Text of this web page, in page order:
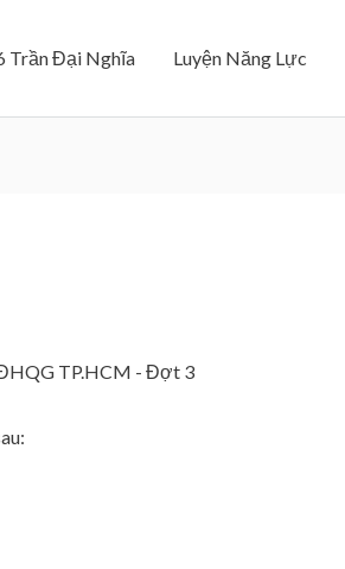
Trần Đại Nghĩa Luyện Năng Lực
TP.HCM - Đợt 3